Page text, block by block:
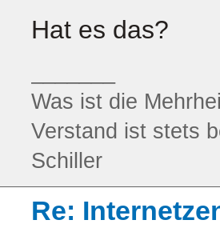
Hat es das?
Was ist die
Verstand ist stets
Schiller
Re: